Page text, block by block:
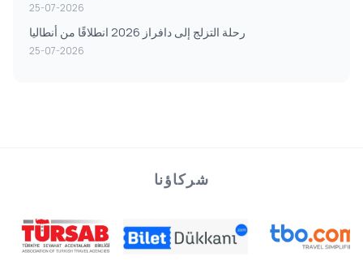
25-07-2026
رحلة التزلج إلى دافراز 2026 انطلاقًا من أنطاليا
25-07-2026
شركاؤنا